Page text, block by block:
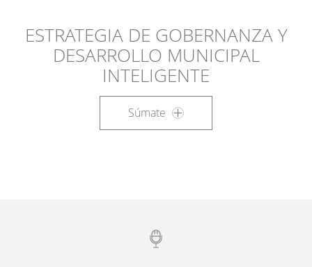
ESTRATEGIA DE GOBERNANZA Y
DESARROLLO MUNICIPAL
INTELIGENTE
Súmate